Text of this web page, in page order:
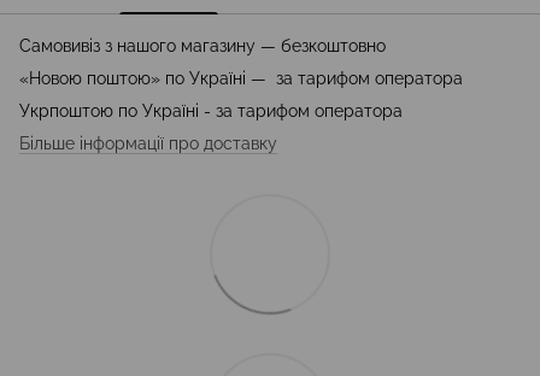
Самовивіз з нашого магазину — безкоштовно
«Новою поштою» по Україні — за тарифом оператора
Укрпоштою по Україні - за тарифом оператора
Більше інформації про доставку